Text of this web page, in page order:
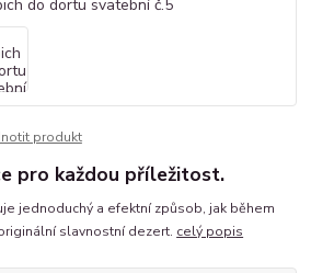
produkt
pro každou příležitost.
jednoduchý a efektní způsob, jak během
slavnostní dezert. celý popis